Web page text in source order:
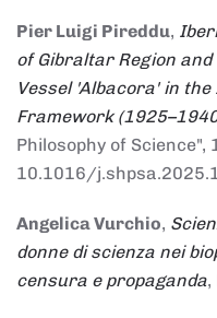
Pier Luigi Pireddu,
of Gibraltar Region
Vessel 'Albacora' in
Framework
Philosophy of Science",
10.1016/
Angelica Vurchio,
donne di scienza nei
censura e propaganda,